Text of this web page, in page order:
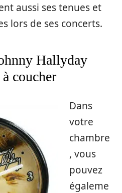
aussi ses tenues et
lors de ses concerts.
Hallyday
coucher
Dans
votre
chambre
, vous
pouvez
égaleme